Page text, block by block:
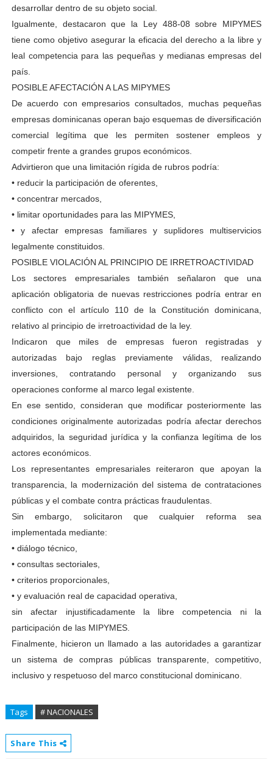
desarrollar dentro de su objeto social.
Igualmente, destacaron que la Ley 488-08 sobre MIPYMES
tiene como objetivo asegurar la eficacia del derecho a la libre y
leal competencia para las pequeñas y medianas empresas del
país.
POSIBLE AFECTACIÓN A LAS MIPYMES
De acuerdo con empresarios consultados, muchas pequeñas
empresas dominicanas operan bajo esquemas de diversificación
comercial legítima que les permiten sostener empleos y
competir frente a grandes grupos económicos.
Advirtieron que una limitación rígida de rubros podría:
• reducir la participación de oferentes,
• concentrar mercados,
• limitar oportunidades para las MIPYMES,
• y afectar empresas familiares y suplidores multiservicios
legalmente constituidos.
POSIBLE VIOLACIÓN AL PRINCIPIO DE IRRETROACTIVIDAD
Los sectores empresariales también señalaron que una
aplicación obligatoria de nuevas restricciones podría entrar en
conflicto con el artículo 110 de la Constitución dominicana,
relativo al principio de irretroactividad de la ley.
Indicaron que miles de empresas fueron registradas y
autorizadas bajo reglas previamente válidas, realizando
inversiones, contratando personal y organizando sus
operaciones conforme al marco legal existente.
En ese sentido, consideran que modificar posteriormente las
condiciones originalmente autorizadas podría afectar derechos
adquiridos, la seguridad jurídica y la confianza legítima de los
actores económicos.
Los representantes empresariales reiteraron que apoyan la
transparencia, la modernización del sistema de contrataciones
públicas y el combate contra prácticas fraudulentas.
Sin embargo, solicitaron que cualquier reforma sea
implementada mediante:
• diálogo técnico,
• consultas sectoriales,
• criterios proporcionales,
• y evaluación real de capacidad operativa,
sin afectar injustificadamente la libre competencia ni la
participación de las MIPYMES.
Finalmente, hicieron un llamado a las autoridades a garantizar
un sistema de compras públicas transparente, competitivo,
inclusivo y respetuoso del marco constitucional dominicano.
Tags # NACIONALES
Share This